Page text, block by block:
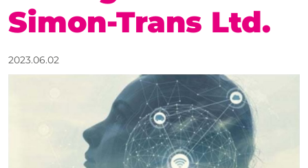
Simon-Trans Ltd.
2023.06.02